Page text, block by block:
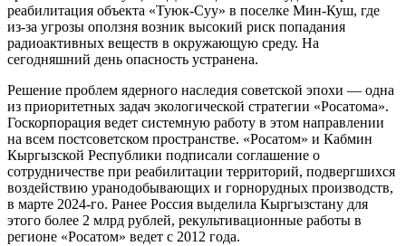
реабилитация объекта «Туюк-Суу» в поселке Мин-Куш, где
из-за угрозы оползня возник высокий риск попадания
радиоактивных веществ в окружающую среду. На
сегодняшний день опасность устранена.
Решение проблем ядерного наследия советской эпохи — одна
из приоритетных задач экологической стратегии «Росатома».
Госкорпорация ведет системную работу в этом направлении
на всем постсоветском пространстве. «Росатом» и Кабмин
Кыргызской Республики подписали соглашение о
сотрудничестве при реабилитации территорий, подвергшихся
воздействию уранодобывающих и горнорудных производств,
в марте 2024-го. Ранее Россия выделила Кыргызстану для
этого более 2 млрд рублей, рекультивационные работы в
регионе «Росатом» ведет с 2012 года.